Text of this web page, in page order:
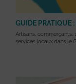
GUIDE PRATIQUE
Artisans, commerçants,
services locaux dans le